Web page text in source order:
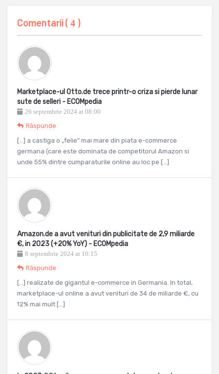
Comentarii ( 4 )
Marketplace-ul Otto.de trece printr-o criza si pierde lunar
sute de selleri - ECOMpedia
26 septembrie 2024 at 08:00
Răspunde
[…] a castiga o „felie” mai mare din piata e-commerce
germana (care este dominata de competitorul Amazon si
unde 55% dintre cumparaturile online au loc pe […]
Amazon.de a avut venituri din publicitate de 2,9 miliarde
€, in 2023 (+20% YoY) - ECOMpedia
8 septembrie 2024 at 10:15
Răspunde
[…] realizate de gigantul e-commerce in Germania. In total,
marketplace-ul online a avut venituri de 34 de miliarde €, cu
12% mai mult […]